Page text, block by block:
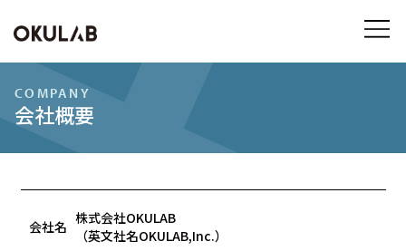
COMPANY
会社概要
会社名 株式会社OKULAB
（英文社名OKULAB,Inc.）